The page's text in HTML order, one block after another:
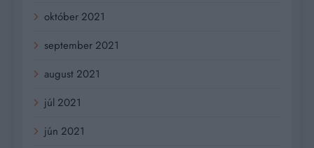
október 2021
september 2021
august 2021
júl 2021
jún 2021